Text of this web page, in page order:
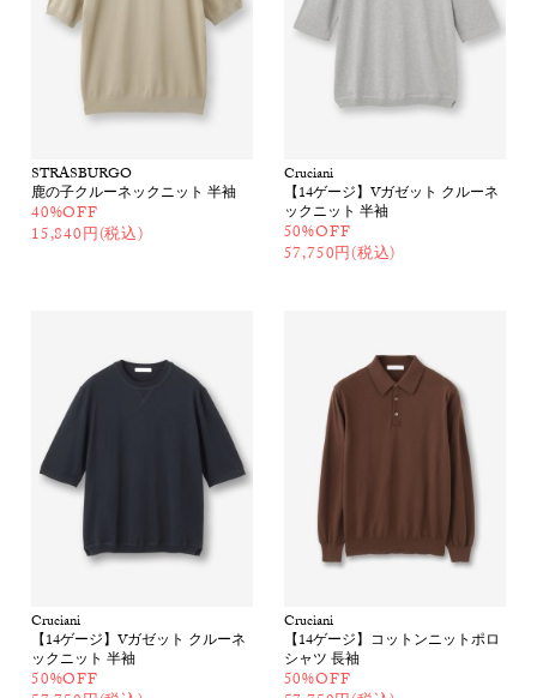
STRASBURGO
鹿の子クルーネックニット 半袖
40%OFF
15,840円(税込)
Cruciani
【14ゲージ】Vガゼット クルーネ
ックニット 半袖
50%OFF
57,750円(税込)
Cruciani
【14ゲージ】Vガゼット クルーネ
ックニット 半袖
50%OFF
Cruciani
【14ゲージ】コットンニットポロ
シャツ 長袖
50%OFF